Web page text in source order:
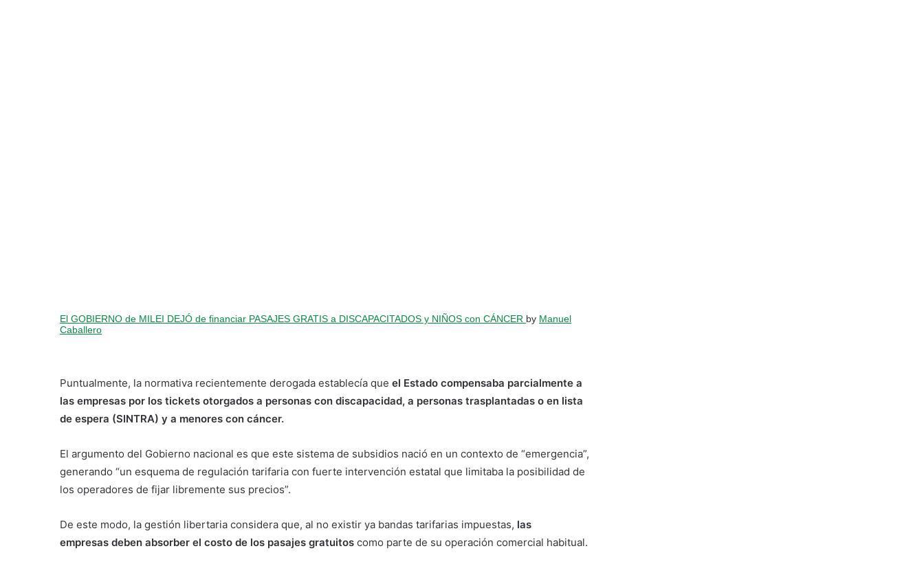
El GOBIERNO de MILEI DEJÓ de financiar PASAJES GRATIS a DISCAPACITADOS y NIÑOS con CÁNCER by Manuel
Caballero
Puntualmente, la normativa recientemente derogada establecía que el Estado compensaba parcialmente a
las empresas por los tickets otorgados a personas con discapacidad, a personas trasplantadas o en lista
de espera (SINTRA) y a menores con cáncer.
El argumento del Gobierno nacional es que este sistema de subsidios nació en un contexto de “emergencia”,
generando “un esquema de regulación tarifaria con fuerte intervención estatal que limitaba la posibilidad de
los operadores de fijar libremente sus precios”.
De este modo, la gestión libertaria considera que, al no existir ya bandas tarifarias impuestas, las
empresas deben absorber el costo de los pasajes gratuitos como parte de su operación comercial habitual.